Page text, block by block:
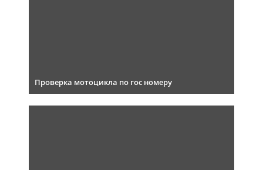
Проверка мотоцикла по гос номеру